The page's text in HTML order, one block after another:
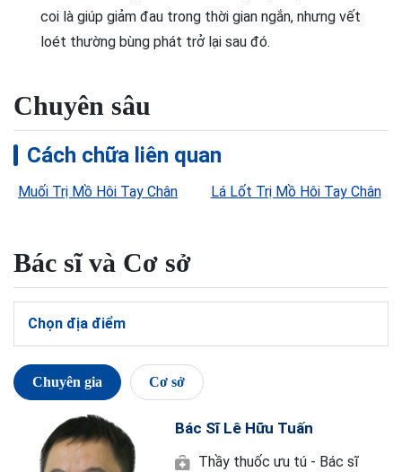
coi là giúp giảm đau trong thời gian ngắn, nhưng vết
loét thường bùng phát trở lại sau đó.
Chuyên sâu
Cách chữa liên quan
Muối Trị Mồ Hôi Tay Chân Lá Lốt Trị Mồ Hôi Tay Chân
Bác sĩ và Cơ sở
Chọn địa điểm
Chuyên gia Cơ sở
Bác Sĩ Lê Hữu Tuấn
Thầy thuốc ưu tú - Bác sĩ